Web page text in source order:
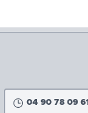
04 90 78 09 61